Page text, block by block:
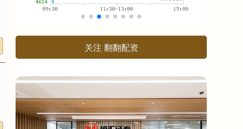
关注 翻翻配资